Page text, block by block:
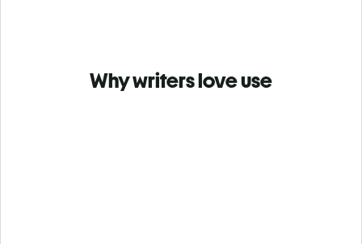
Why writers love use